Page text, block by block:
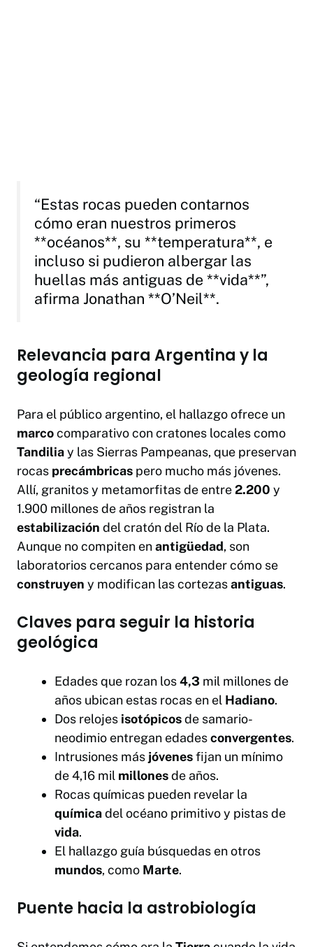
“Estas rocas pueden contarnos
cómo eran nuestros primeros
**océanos**, su **temperatura**, e
incluso si pudieron albergar las
huellas más antiguas de **vida**”,
afirma Jonathan **O’Neil**.
Relevancia para Argentina y la
geología regional
Para el público argentino, el hallazgo ofrece un
marcocomparativo con cratones locales como
Tandiliay las Sierras Pampeanas, que preservan
rocas precámbricas pero mucho más jóvenes.
Allí, granitos y metamorfitas de entre2.200 y
1.900 millones de años registran la
estabilización del cratón del Río de la Plata.
Aunque no compiten enantigüedad, son
laboratorios cercanos para entender cómo se
construyen y modifican las cortezasantiguas.
Claves para seguir la historia
geológica
Edades que rozan los4,3 mil millones de
años ubican estas rocas en el Hadiano.
Dos relojes isotópicosde samario-
neodimio entregan edadesconvergentes.
Intrusiones más jóvenesfijan un mínimo
de 4,16 mil millonesde años.
Rocas químicas pueden revelar la
químicadel océano primitivo y pistas de
vida.
El hallazgo guía búsquedas en otros
mundos, como Marte.
Puente hacia la astrobiología